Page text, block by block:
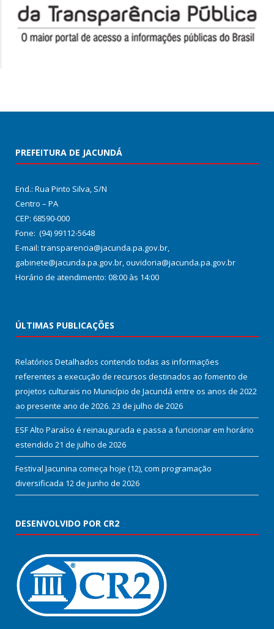
PREFEITURA DE JACUNDÁ
End.: Rua Pinto Silva, S/N
Centro – PA
CEP: 68590-000
Fone: (94) 99112-5648
E-mail: transparencia@jacunda.pa.gov.br,
gabinete@jacunda.pa.gov.br, ouvidoria@jacunda.pa.gov.br
Horário de atendimento: 08:00 às 14:00
ÚLTIMAS PUBLICAÇÕES
Relatórios Detalhados contendo todas as informações
referentes a execução de recursos destinados ao fomento de
projetos culturais no Município de Jacundá entre os anos de 2022
ao presente ano de 2026. 23 de julho de 2026
ESF Alto Paraíso é reinaugurada e passa a funcionar em horário
estendido 21 de julho de 2026
Festival Jacunina começa hoje (12), com programação
diversificada 12 de junho de 2026
DESENVOLVIDO POR CR2